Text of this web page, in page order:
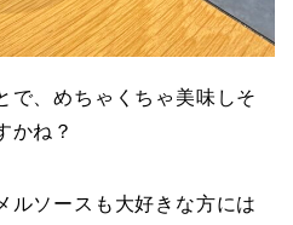
で、めちゃくちゃ美味しそ
かね？
ルソースも大好きな方には